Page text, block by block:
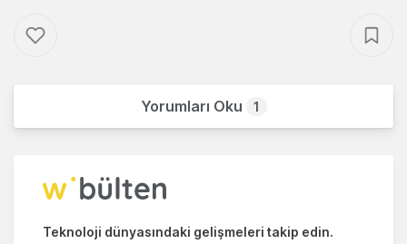
Yorumları Oku 1
Teknoloji dünyasındaki gelişmeleri takip edin.